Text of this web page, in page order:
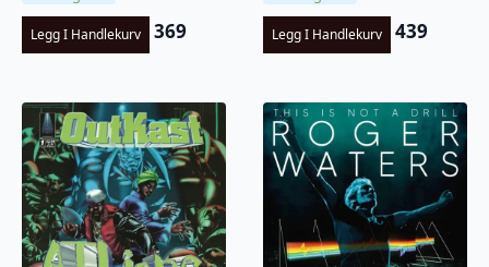
Legg I Handlekurv 369 Legg I Handlekurv 439